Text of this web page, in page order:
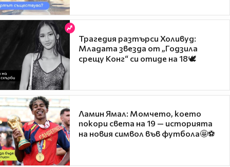
Трагедия разтърси Холивуд:
Младата звезда от „Годзила
срещу Конг“ си отиде на 18🕊️
Ламин Ямал: Момчето, което
покори света на 19 — историята
на новия символ във футбола🤩⚽